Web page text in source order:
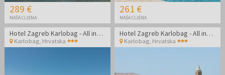
289 €
NAŠA CIJENA
261 €
NAŠA CIJENA
Hotel Zagreb Karlobag - All inclusive light ljeto - Soba s balkonom
Karlobag, Hrvatska
Hotel Zagreb Karlobag - All inclusive light ljeto
Karlobag, Hrvatska